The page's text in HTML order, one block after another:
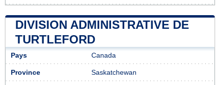
DIVISION ADMINISTRATIVE DE
TURTLEFORD
Pays Canada
Province Saskatchewan